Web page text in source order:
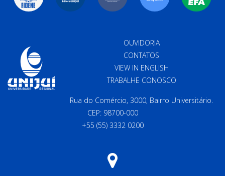
OUVIDORIA
CONTATOS
VIEW IN ENGLISH
TRABALHE CONOSCO
Rua do Comércio, 3000, Bairro Universitário.
CEP: 98700-000
+55 (55) 3332 0200